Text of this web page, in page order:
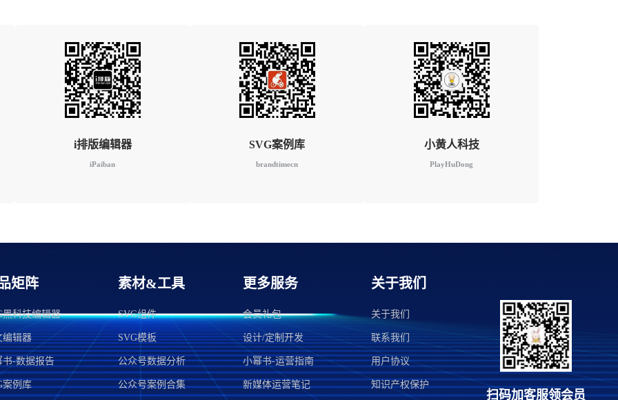
i排版编辑器
iPaiban
SVG案例库
brandtimecn
小黄人科技
PlayHuDong
矩阵
黑科技编辑器
编辑器
书-数据报告
案例库
素材&工具
SVG组件
SVG模板
公众号数据分析
公众号案例合集
更多服务
会员礼包
设计/定制开发
小幂书-运营指南
新媒体运营笔记
关于我们
关于我们
联系我们
用户协议
知识产权保护
扫码加客服领会员